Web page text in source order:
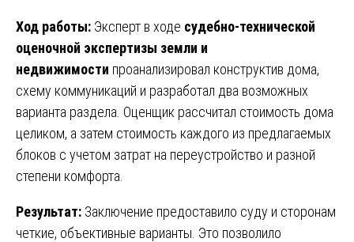
Ход работы: Эксперт в ходе судебно-технической
оценочной экспертизы земли и
недвижимости проанализировал конструктив дома,
схему коммуникаций и разработал два возможных
варианта раздела. Оценщик рассчитал стоимость дома
целиком, а затем стоимость каждого из предлагаемых
блоков с учетом затрат на переустройство и разной
степени комфорта.
Результат: Заключение предоставило суду и сторонам
четкие, объективные варианты. Это позволило